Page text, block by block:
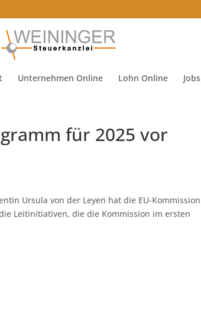
Unternehmen Online Lohn Online Jobs
für 2025 vor
Ursula von der Leyen hat die EU-Kommission
Leitinitiativen, die die Kommission im ersten